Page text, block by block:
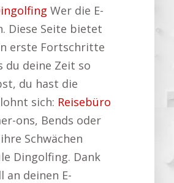
Wer die E-
Diese Seite bietet
erste Fortschritte
du deine Zeit so
du hast die
sich: Reisebüro
ons, Bends oder
Schwächen
Dingolfing. Dank
deinen E-